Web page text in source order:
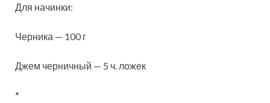
Для начинки:
Черника — 100 г
Джем черничный — 5 ч. ложек
*